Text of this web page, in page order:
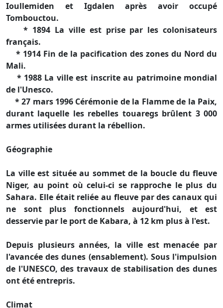
Ioullemiden et Igdalen après avoir occupé
Tombouctou.
* 1894 La ville est prise par les colonisateurs
français.
* 1914 Fin de la pacification des zones du Nord du
Mali.
* 1988 La ville est inscrite au patrimoine mondial
de l'Unesco.
* 27 mars 1996 Cérémonie de la Flamme de la Paix,
durant laquelle les rebelles touaregs brûlent 3 000
armes utilisées durant la rébellion.
Géographie
La ville est située au sommet de la boucle du fleuve
Niger, au point où celui-ci se rapproche le plus du
Sahara. Elle était reliée au fleuve par des canaux qui
ne sont plus fonctionnels aujourd'hui, et est
desservie par le port de Kabara, à 12 km plus à l'est.
Depuis plusieurs années, la ville est menacée par
l'avancée des dunes (ensablement). Sous l'impulsion
de l'UNESCO, des travaux de stabilisation des dunes
ont été entrepris.
Climat